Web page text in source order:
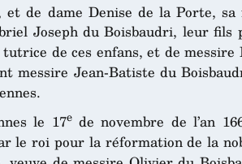
et de dame Denise de la Porte, sa
Joseph du Boisbaudri, leur fils
de ces enfans, et de
messire Jean-Batiste du
le 17ede novembre de l’an
le roi pour la réformation de la